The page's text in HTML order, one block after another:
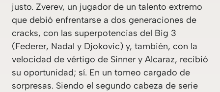
justo. Zverev, un jugador de un talento extremo
que debió enfrentarse a dos generaciones de
cracks, con las superpotencias del Big 3
(Federer, Nadal y Djokovic) y, también, con la
velocidad de vértigo de Sinner y Alcaraz, recibió
su oportunidad; sí. En un torneo cargado de
sorpresas. Siendo el segundo cabeza de serie